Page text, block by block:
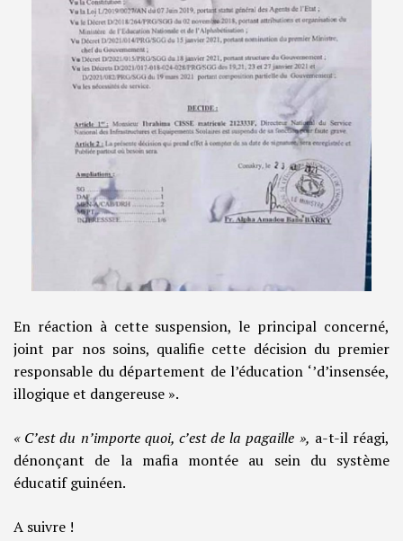
En réaction à cette suspension, le principal concerné,
joint par nos soins, qualifie cette décision du premier
responsable du département de l’éducation ‘’d’insensée,
illogique et dangereuse ».
« C’est du n’importe quoi, c’est de la pagaille », a-t-il réagi,
dénonçant de la mafia montée au sein du système
éducatif guinéen.
A suivre !